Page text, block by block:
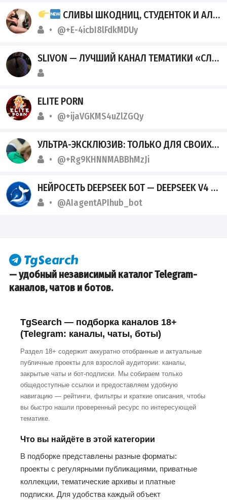
СЛИВЫ ШКОДНИЦ, СТУДЕНТОК И АЛЬТУШЕК | ТЕЛЕГРАМ
@+E-4icbI8lFdkMDUy
SLIVON — ЛУЧШИЙ КАНАЛ ТЕМАТИКИ «СЛИВ ШКОДНИЦ» ТГ
ELITE PORN
@+ijaVGKMS4uZlZGQy
УЛЬТРА-ЭКСКЛЮЗИВ: ТОЛЬКО ДЛЯ СВОИХ
@+Rg9KHNNMABBhMzJi
НЕЙРОСЕТЬ DEEPSEEK БОТ — DEEPSEEK V4 FLASH И PRO В TELEGRAM
@AIagentAPIhub_bot
— удобный независимый каталог Telegram-
каналов, чатов и ботов.
TgSearch — подборка каналов 18+
(Telegram: каналы, чаты, боты)
Раздел 18+ содержит аккуратно отобранные и актуальные
публичные проекты для взрослой аудитории: каналы,
закрытые чаты и бот-подписки. Мы собираем только
общедоступные ссылки и предоставляем удобную
навигацию — рейтинги, фильтры и краткие описания, чтобы
вы быстро нашли проверенный ресурс по интересующей
тематике.
Что вы найдёте в этой категории
В подборке представлены разные форматы:
проекты с регулярными публикациями, приватные
коллекции, тематические архивы и платные
подписки. Для удобства каждый объект